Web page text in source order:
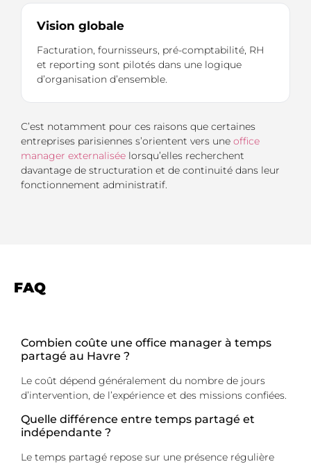
Vision globale
Facturation, fournisseurs, pré-comptabilité, RH
et reporting sont pilotés dans une logique
d’organisation d’ensemble.
C’est notamment pour ces raisons que certaines
entreprises parisiennes s’orientent vers une office
manager externalisée lorsqu’elles recherchent
davantage de structuration et de continuité dans leur
fonctionnement administratif.
FAQ
Combien coûte une office manager à temps
partagé au Havre ?
Le coût dépend généralement du nombre de jours
d’intervention, de l’expérience et des missions confiées.
Quelle différence entre temps partagé et
indépendante ?
Le temps partagé repose sur une présence régulière